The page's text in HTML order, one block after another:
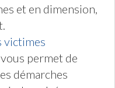
et en dimension,
victimes
permet de
démarches